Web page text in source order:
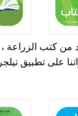
كتب الزراعة ،